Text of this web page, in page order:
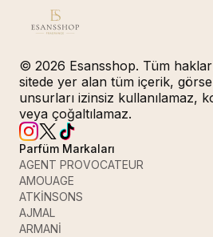
© 2026 Esansshop. Tüm
sitede yer alan tüm içerik,
unsurları izinsiz kullanılamaz,
veya çoğaltılamaz.
Parfüm Markaları
AGENT PROVOCATEUR
AMOUAGE
ATKİNSONS
AJMAL
ARMANİ